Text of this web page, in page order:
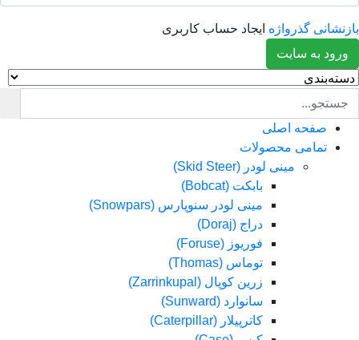
گذرواژه ایجاد حساب کاربری
به سایت
صفحه اصلی
تمامی محصولات
مینی لودر (Skid Steer)
بابکت (Bobcat)
مینی لودر سنوپارس (Snowpars)
دراج (Doraj)
فوریوز (Foruse)
توماس (Thomas)
زرین کوپال (Zarrinkupal)
سانوارد (Sunward)
کاترپیلار (Caterpillar)